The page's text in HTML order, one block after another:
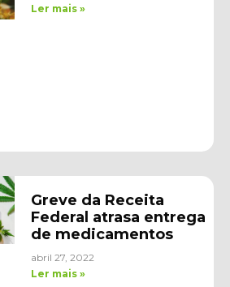
Ler mais »
Greve da Receita
Federal atrasa entrega
de medicamentos
abril 27, 2022
Ler mais »